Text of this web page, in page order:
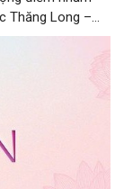
Thăng Long –